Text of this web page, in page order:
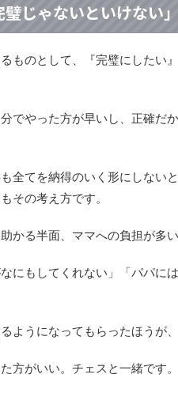
璧じゃないといけない
ものとして、『完璧にしたい
でやった方が早いし、正確だ
全てを納得のいく形にしない
その考え方です。
かる半面、ママへの負担が多い
にもしてくれない」「パパに
ようになってもらったほうが
方がいい。チェスと一緒です